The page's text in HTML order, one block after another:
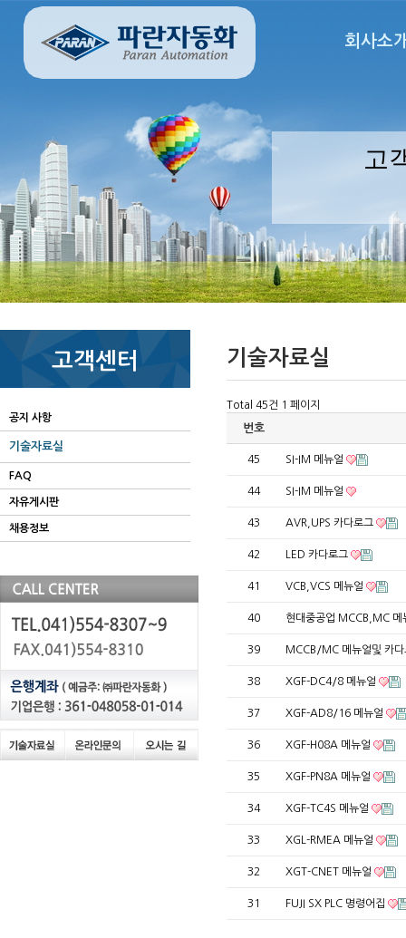
회사소
고
고객센터
공지 사항
기술자료실
FAQ
자유게시판
채용정보
기술자료실
Total 45건 1 페이지
번호
45 SI-IM 메뉴얼
44 SI-IM 메뉴얼
43 AVR,UPS 카다로그
42 LED 카다로그
41 VCB,VCS 메뉴얼
40 현대중공업 MCCB,MC
39 MCCB/MC 메뉴얼및 카
38 XGF-DC4/8 메뉴얼
37 XGF-AD8/16 메뉴얼
36 XGF-H08A 메뉴얼
35 XGF-PN8A 메뉴얼
34 XGF-TC4S 메뉴얼
33 XGL-RMEA 메뉴얼
32 XGT-CNET 메뉴얼
31 FUJI SX PLC 명령어집